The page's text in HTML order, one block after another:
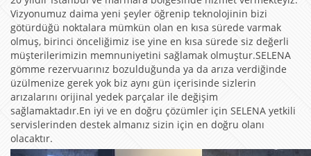
Vizyonumuz daima yeni şeyler öğrenip teknolojinin bizi
götürdüğü noktalara mümkün olan en kısa sürede varmak
olmuş, birinci önceliğimiz ise yine en kısa sürede siz değerli
müşterilerimizin memnuniyetini sağlamak olmuştur.SELENA
gömme rezervuarınız bozulduğunda ya da arıza verdiğinde
üzülmenize gerek yok biz aynı gün içerisinde sizlerin
arızalarını orijinal yedek parçalar ile değişim
sağlamaktadır.En iyi ve en doğru çözümler için SELENA yetkili
servislerinden destek almanız sizin için en doğru olanı
olacaktır.